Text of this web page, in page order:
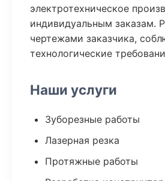
электротехническое
индивидуальным заказам.
чертежами заказчика,
технологические
Наши услуги
Зуборезные работы
Лазерная резка
Протяжные работы